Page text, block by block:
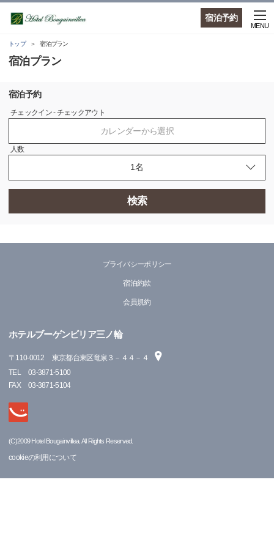
宿泊予約
MENU
トップ 宿泊プラン
宿泊プラン
宿泊予約
チェックイン - チェックアウト
カレンダーから選択
人数
検索
プライバシーポリシー
宿泊約款
会員規約
ホテルブーゲンビリア三ノ輪
〒 110-0012
東京都台東区竜泉３－４４－４
TEL
03-3871-5100
FAX
03-3871-5104
(C)2009 Hotel Bougainvillea. All Rights Reserved.
cookieの利用について